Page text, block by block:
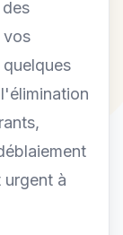
vos
urgent à